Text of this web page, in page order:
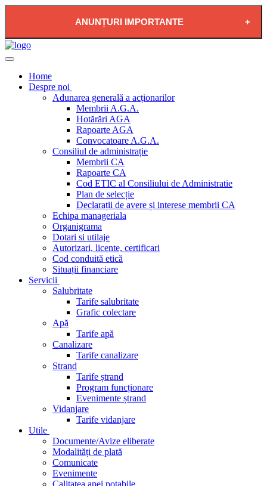
ANUNȚURI IMPORTANTE
NEAGRĂ
Home
Despre noi
Adunarea generală a acționarilor
Membrii A.G.A.
Hotărări AGA
Rapoarte AGA
Convocatoare A.G.A.
Consiliul de administrație
Membrii CA
Rapoarte CA
Cod ETIC al Consiliului de Administratie
Plan de selecție
Declarații de avere și interese membrii CA
Echipa manageriala
Organigrama
Dotari si utilaje
Autorizari, licente, certificari
Cod conduită etică
Situații financiare
Servicii
Salubritate
Tarife salubritate
Grafic colectare
Apă
Tarife apă
Canalizare
Tarife canalizare
Strand
Tarife ștrand
Program funcționare
Evenimente ștrand
Vidanjare
Tarife vidanjare
Utile
Documente/Avize eliberate
Modalități de plată
Comunicate
Evenimente
Calitatea apei potabile